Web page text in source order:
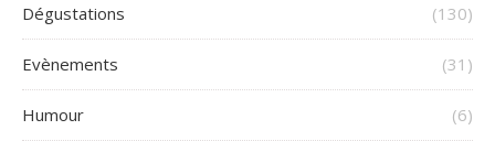
Dégustations (130)
Evènements (31)
Humour (6)